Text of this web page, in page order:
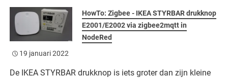
HowTo: Zigbee - IKEA STYRBAR drukknop
E2001/E2002 via zigbee2mqtt in
NodeRed
19 januari 2022
De IKEA STYRBAR drukknop is iets groter dan zijn kleine